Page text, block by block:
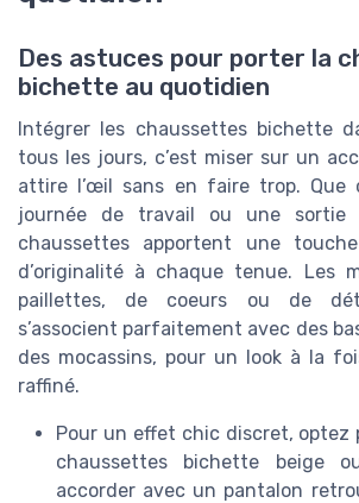
Des astuces pour porter la
bichette au quotidien
Intégrer les chaussettes bichette
tous les jours, c’est miser sur un
attire l’œil sans en faire trop. Que
journée de travail ou une sortie
chaussettes apportent une
d’originalité à chaque tenue. Les
paillettes, de coeurs ou de
s’associent parfaitement avec des
des mocassins, pour un look à la
raffiné.
Pour un effet chic discret, optez
chaussettes bichette beige
accorder avec un pantalon